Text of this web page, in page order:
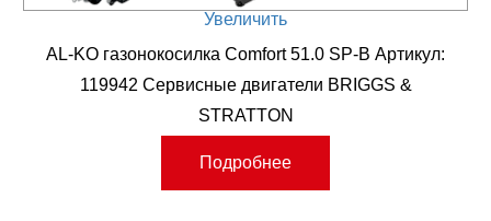
Увеличить
AL-KO газонокосилка Comfort 51.0 SP-B Артикул:
119942 Сервисные двигатели BRIGGS &
STRATTON
Подробнее